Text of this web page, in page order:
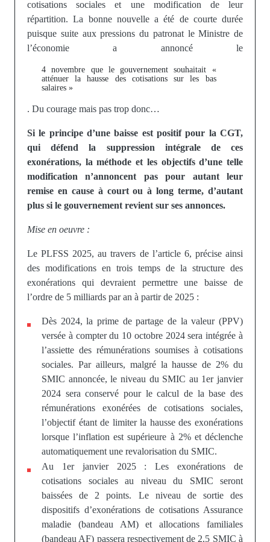
cotisations sociales et une modification de leur
répartition. La bonne nouvelle a été de courte durée
puisque suite aux pressions du patronat le Ministre de
l’économie a annoncé le
4 novembre que le gouvernement souhaitait «
atténuer la hausse des cotisations sur les bas
salaires »
. Du courage mais pas trop donc…
Si le principe d’une baisse est positif pour la CGT,
qui défend la suppression intégrale de ces
exonérations, la méthode et les objectifs d’une telle
modification n’annoncent pas pour autant leur
remise en cause à court ou à long terme, d’autant
plus si le gouvernement revient sur ses annonces.
Mise en oeuvre :
Le PLFSS 2025, au travers de l’article 6, précise ainsi
des modifications en trois temps de la structure des
exonérations qui devraient permettre une baisse de
l’ordre de 5 milliards par an à partir de 2025 :
Dès 2024, la prime de partage de la valeur (PPV)
versée à compter du 10 octobre 2024 sera intégrée à
l’assiette des rémunérations soumises à cotisations
sociales. Par ailleurs, malgré la hausse de 2% du
SMIC annoncée, le niveau du SMIC au 1er janvier
2024 sera conservé pour le calcul de la base des
rémunérations exonérées de cotisations sociales,
l’objectif étant de limiter la hausse des exonérations
lorsque l’inflation est supérieure à 2% et déclenche
automatiquement une revalorisation du SMIC.
Au 1er janvier 2025 : Les exonérations de
cotisations sociales au niveau du SMIC seront
baissées de 2 points. Le niveau de sortie des
dispositifs d’exonérations de cotisations Assurance
maladie (bandeau AM) et allocations familiales
(bandeau AF) passera respectivement de 2,5 SMIC à